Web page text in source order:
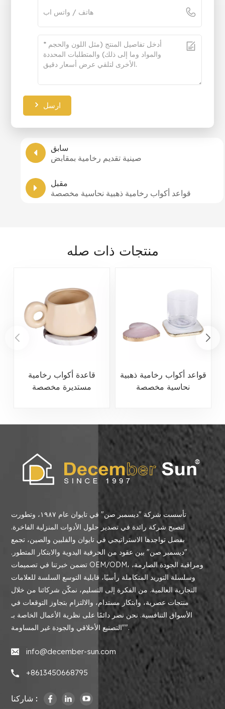
ارسل
سابق
صينية تقديم رخامية بمقابض
مقبل
قواعد أكواب رخامية ذهبية نحاسية مخصصة
منتجات ذات صله
قاعدة أكواب رخامية
مستديرة مخصصة
قواعد أكواب رخامية ذهبية
نحاسية مخصصة
تأسست شركة "ديسمبر صن" في تايوان عام ١٩٨٧، وتطورت
لتصبح شركة رائدة في تصدير حلول الأدوات المنزلية الفاخرة.
بفضل تواجدها الاستراتيجي في تايوان والفلبين والصين، تجمع
"ديسمبر صن" بين عقود من الحرفية اليدوية والابتكار المتطور.
تضمن خبرتنا في تصميمات OEM/ODM، ومراقبة الجودة الصارمة،
وسلسلة التوريد المتكاملة رأسيًا، قابلية التوسع السلسة للعلامات
التجارية العالمية. من الفكرة إلى التسليم، نمكّن شركائنا من خلال
منتجات عصرية، وابتكار مستدام، والالتزام بتجاوز التوقعات في
الأسواق التنافسية. نحن نصر دائمًا على نظرية الأعمال الخاصة بـ
"التصنيع الأخلاقي والجودة غير المساومة".
info@december-sun.com
+8613450668795
شاركنا :